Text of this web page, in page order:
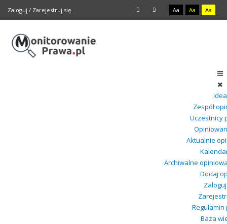
Zaloguj / Zarejestruj się Aa Aa Aa
Idea
Zespół
Uczestnicy
Aktualnie
Archiwalne
Dodaj
Regulamin
Baza